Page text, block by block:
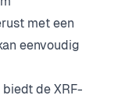
met een
eenvoudig
de XRF-